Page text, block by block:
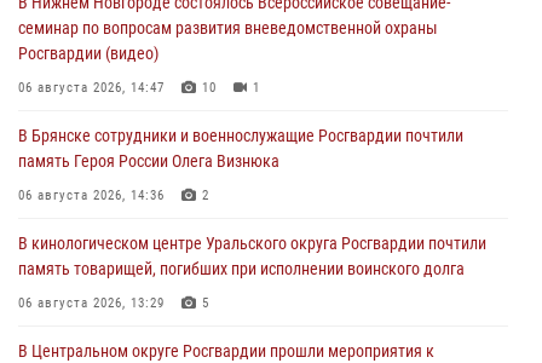
семинар по вопросам развития вневедомственной охраны
Росгвардии (видео)
06 августа 2026, 14:47 10 1
В Брянске сотрудники и военнослужащие Росгвардии почтили
память Героя России Олега Визнюка
06 августа 2026, 14:36 2
В кинологическом центре Уральского округа Росгвардии почтили
память товарищей, погибших при исполнении воинского долга
06 августа 2026, 13:29 5
В Центральном округе Росгвардии прошли мероприятия к